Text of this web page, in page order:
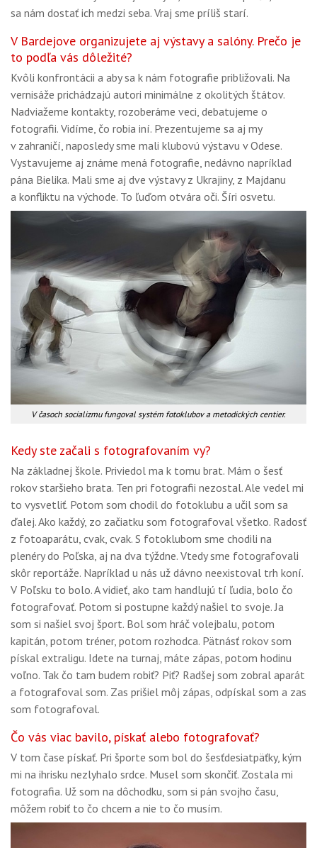
sa nám dostať ich medzi seba. Vraj sme príliš starí.
V Bardejove organizujete aj výstavy a salóny. Prečo je
to podľa vás dôležité?
Kvôli konfrontácii a aby sa k nám fotografie približovali. Na
vernisáže prichádzajú autori minimálne z okolitých štátov.
Nadviažeme kontakty, rozoberáme veci, debatujeme o
fotografii. Vidíme, čo robia iní. Prezentujeme sa aj my
v zahraničí, naposledy sme mali klubovú výstavu v Odese.
Vystavujeme aj známe mená fotografie, nedávno napríklad
pána Bielika. Mali sme aj dve výstavy z Ukrajiny, z Majdanu
a konfliktu na východe. To ľuďom otvára oči. Šíri osvetu.
V časoch socializmu fungoval systém fotoklubov a metodických centier.
Kedy ste začali s fotografovaním vy?
Na základnej škole. Priviedol ma k tomu brat. Mám o šesť
rokov staršieho brata. Ten pri fotografii nezostal. Ale vedel mi
to vysvetliť. Potom som chodil do fotoklubu a učil som sa
ďalej. Ako každý, zo začiatku som fotografoval všetko. Radosť
z fotoaparátu, cvak, cvak. S fotoklubom sme chodili na
plenéry do Poľska, aj na dva týždne. Vtedy sme fotografovali
skôr reportáže. Napríklad u nás už dávno neexistoval trh koní.
V Poľsku to bolo. A vidieť, ako tam handlujú tí ľudia, bolo čo
fotografovať. Potom si postupne každý našiel to svoje. Ja
som si našiel svoj šport. Bol som hráč volejbalu, potom
kapitán, potom tréner, potom rozhodca. Pätnásť rokov som
pískal extraligu. Idete na turnaj, máte zápas, potom hodinu
voľno. Tak čo tam budem robiť? Piť? Radšej som zobral aparát
a fotografoval som. Zas prišiel môj zápas, odpískal som a zas
som fotografoval.
Čo vás viac bavilo, pískať alebo fotografovať?
V tom čase pískať. Pri športe som bol do šesťdesiatpäťky, kým
mi na ihrisku nezlyhalo srdce. Musel som skončiť. Zostala mi
fotografia. Už som na dôchodku, som si pán svojho času,
môžem robiť to čo chcem a nie to čo musím.